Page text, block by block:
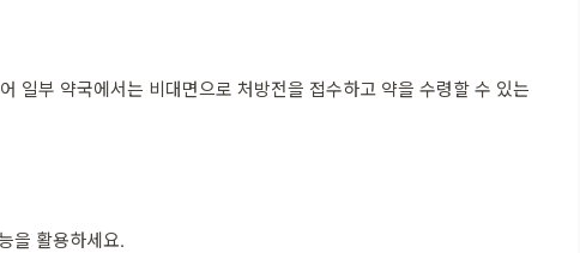
일부 약국에서는 비대면으로 처방전을 접수하고 약을 수령할 수 있는
을 활용하세요.